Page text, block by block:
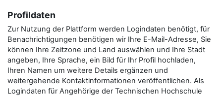
Profildaten
Zur Nutzung der Plattform werden Logindaten benötigt, für
Benachrichtigungen benötigen wir Ihre E-Mail-Adresse, Sie
können Ihre Zeitzone und Land auswählen und Ihre Stadt
angeben, Ihre Sprache, ein Bild für Ihr Profil hochladen,
Ihren Namen um weitere Details ergänzen und
weitergehende Kontaktinformationen veröffentlichen. Als
Logindaten für Angehörige der Technischen Hochschule